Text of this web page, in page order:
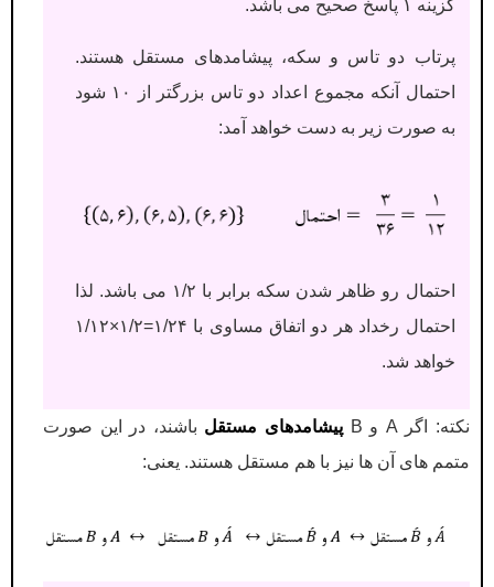
گزینه ۱ پاسخ صحیح می باشد.
پرتاب دو تاس و سکه، پیشامدهای مستقل هستند.
احتمال آنکه مجموع اعداد دو تاس بزرگتر از ۱۰ شود
به صورت زیر به دست خواهد آمد:
احتمال رو ظاهر شدن سکه برابر با ۱/۲ می باشد. لذا
احتمال رخداد هر دو اتفاق مساوی با ۱/۲۴=۱/۲×۱/۱۲
خواهد شد.
نکته: اگر A و B پیشامدهای مستقل باشند، در این صورت
متمم های آن ها نیز با هم مستقل هستند. یعنی: